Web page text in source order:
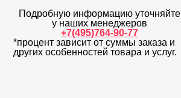
Подробную информацию уточняйте
у наших менеджеров
+7(495)764-90-77
*процент зависит от суммы заказа и
других особенностей товара и услуг.